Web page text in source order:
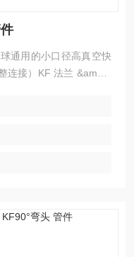
连接）KF 法兰 &amp;a
O 圈，对中 + 密封O 形
密封